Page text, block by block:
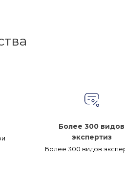
Более 300 видов
экспертиз
Более 300 видов